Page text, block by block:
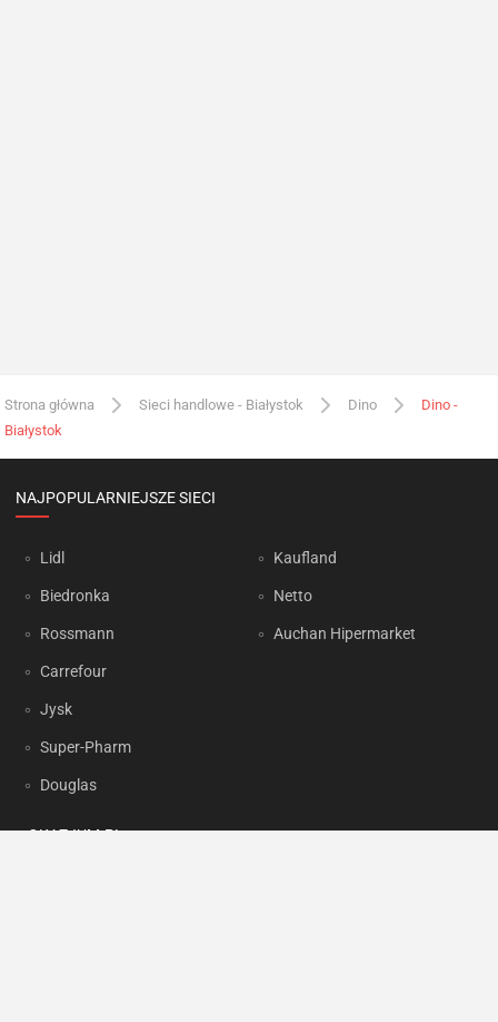
Strona główna Sieci handlowe - Białystok Dino
Dino -
Białystok
NAJPOPULARNIEJSZE SIECI
Lidl
Biedronka
Rossmann
Carrefour
Jysk
Super-Pharm
Douglas
Kaufland
Netto
Auchan Hipermarket
OKAZJUM.PL